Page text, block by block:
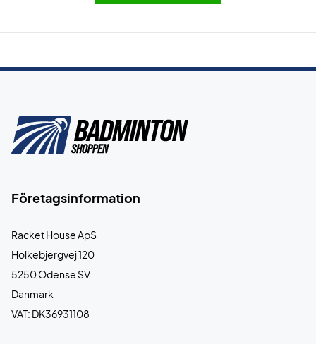
Företagsinformation
Racket House ApS
Holkebjergvej 120
5250 Odense SV
Danmark
VAT: DK36931108